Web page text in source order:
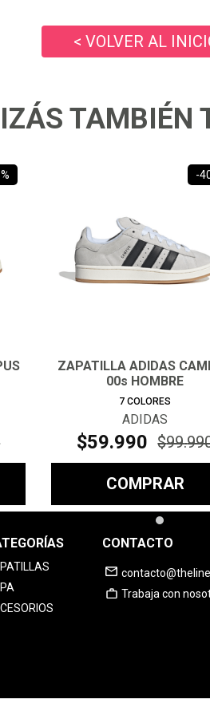
< VOLVER AL
TAMBIÉN
-
ZAPATILLA ADIDAS
00s HOMBRE
7 COLORES
ADIDAS
$59.990 $99.
COMPRAR
CONTACTO
Trabaja con